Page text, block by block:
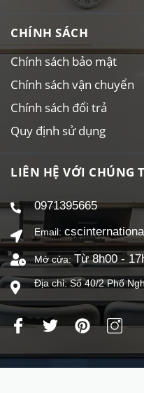
CHÍNH SÁCH
Chính sách bảo mật
Chính sách vận chuyển
Chính sách đổi trả
Quy định sử dụng
LIÊN HỆ VỚI CHÚNG
0971395665
Email:
Mở cửa: Từ 8h00 -
Địa chỉ: Số 40/2 Phố